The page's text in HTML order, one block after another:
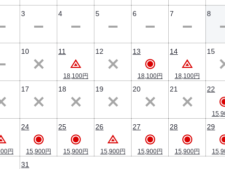
・ご利用可能時間：17：00～23：00、6：00～8：00
※男女入替制ではございません。
▼送迎に関して
素泊まり、朝食付きのお客様の送迎は行っておりません。
ご了承ください。
3 4 5 6 7 8
10 11
18,100円
12 13
18,100円
14
18,100円
15
17 18 19 20 21 22
円
24
15,900円
25
15,900円
26
15,900円
27
15,900円
28
15,900円
29
31